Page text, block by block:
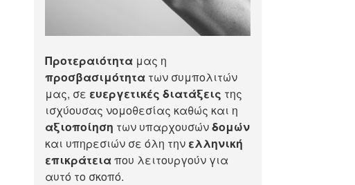
Προτεραιότητα μας η
προσβασιμότητα των συμπολιτών
μας, σε ευεργετικές διατάξεις της
ισχύουσας νομοθεσίας καθώς και η
αξιοποίηση των υπαρχουσώνδομών
και υπηρεσιών σε όλη την ελληνική
επικράτειαπου λειτουργούν για
αυτό το σκοπό.​